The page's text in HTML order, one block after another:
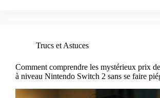
Trucs et Astuces
Comment comprendre les mystérieux prix
à niveau Nintendo Switch 2 sans se faire